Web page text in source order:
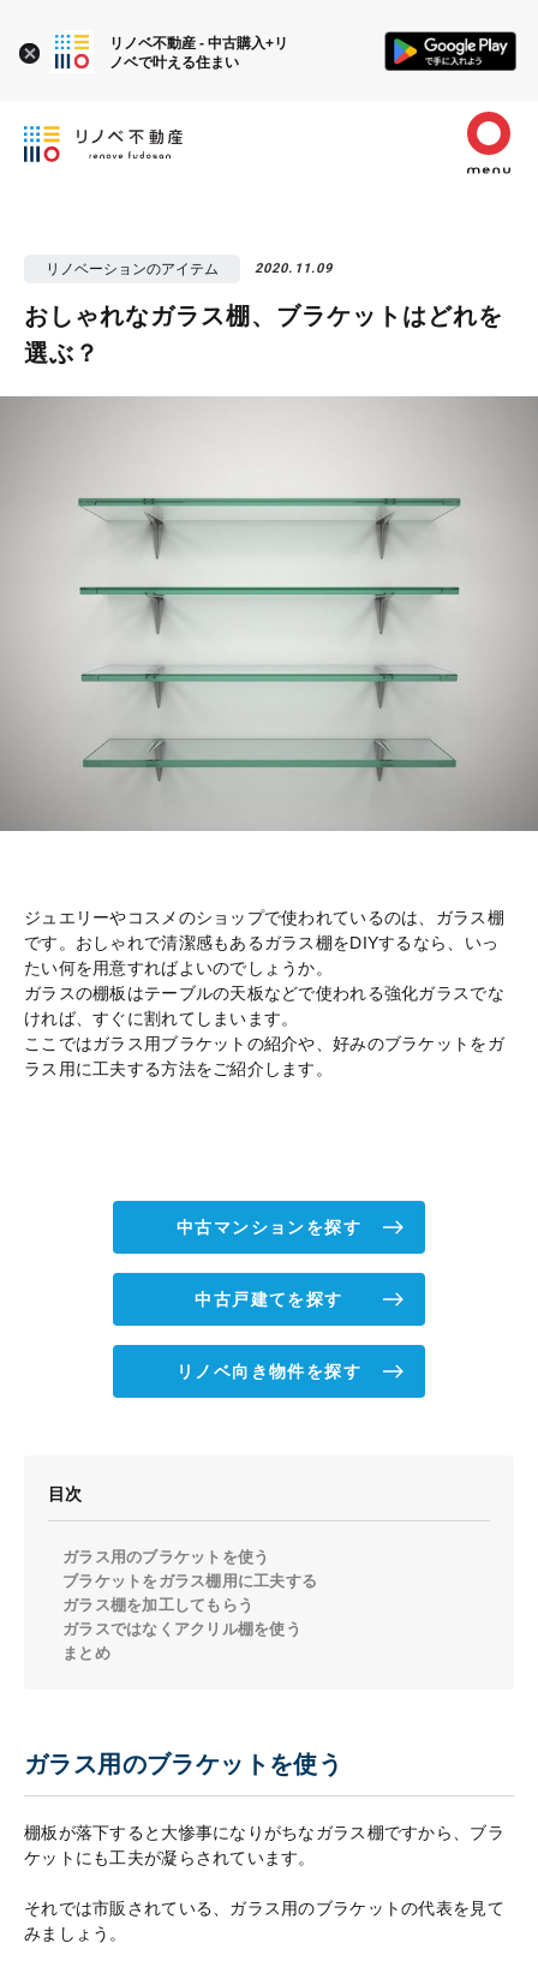
リノベーションのアイテム 2020.11.09
おしゃれなガラス棚、ブラケットはどれを
選ぶ？
ジュエリーやコスメのショップで使われているのは、ガラス棚
です。おしゃれで清潔感もあるガラス棚をDIYするなら、いっ
たい何を用意すればよいのでしょうか。
ガラスの棚板はテーブルの天板などで使われる強化ガラスでな
ければ、すぐに割れてしまいます。
ここではガラス用ブラケットの紹介や、好みのブラケットをガ
ラス用に工夫する方法をご紹介します。
中古マンションを探す
中古戸建てを探す
リノベ向き物件を探す
目次
ガラス用のブラケットを使う
ブラケットをガラス棚用に工夫する
ガラス棚を加工してもらう
ガラスではなくアクリル棚を使う
まとめ
ガラス用のブラケットを使う
棚板が落下すると大惨事になりがちなガラス棚ですから、ブラ
ケットにも工夫が凝らされています。
それでは市販されている、ガラス用のブラケットの代表を見て
みましょう。
リノベ不動産 - 中古購入+リ
ノベで叶える住まい